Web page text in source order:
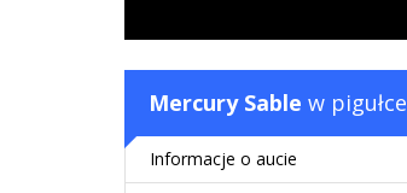
Mercury Sable w pigułce
Informacje o aucie